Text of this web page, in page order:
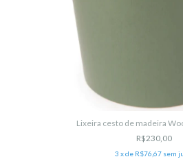
Lixeira cesto de madeira
R$230,00
3 x de R$76,67 sem